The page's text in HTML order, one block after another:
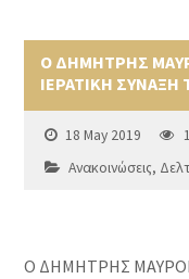
Ο ΔΗΜΗΤΡΗΣ
ΙΕΡΑΤΙΚΗ
18 May 2019
Ανακοινώσεις,
Ο ΔΗΜΗΤΡΗΣ